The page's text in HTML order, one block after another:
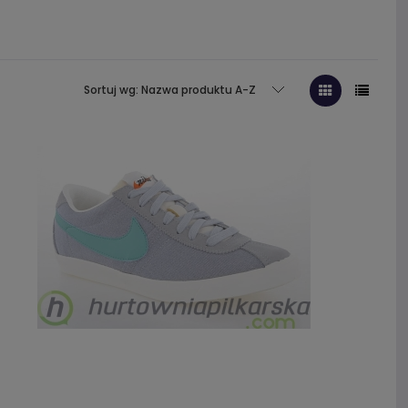
Sortuj wg: Nazwa produktu A-Z